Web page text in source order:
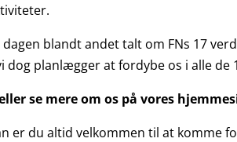
blandt andet talt om FNs 17
planlægger at fordybe os i alle de
se mere om os på vores
er du altid velkommen til at komme